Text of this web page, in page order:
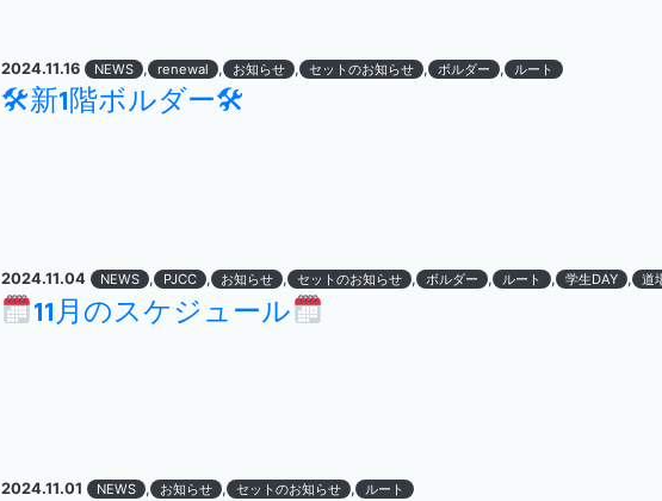
2024.11.16 NEWS , renewal , お知らせ , セットのお知らせ , ボルダー , ルート
🛠新1階ボルダー🛠
2024.11.04 NEWS , PJCC , お知らせ , セットのお知らせ , ボルダー , ルート , 学生DAY , 道
11月のスケジュール
2024.11.01 NEWS , お知らせ , セットのお知らせ , ルート